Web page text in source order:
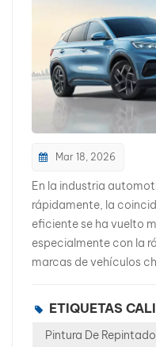
Mar 18, 2026
En la industria
rápidamente, la
eficiente se ha vuelto
especialmente con la
marcas de vehículos
talleres de carrocería,
rápida, precisa y
ETIQUETAS
Pintura De